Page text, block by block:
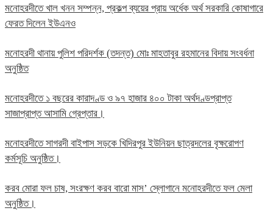
মনোহরদীতে খাল খনন সম্পন্ন, প্রকল্প ব্যয়ের প্রায় অর্ধেক অর্থ সরকারি কোষাগারে
ফেরত দিলেন ইউএনও
মনোহরদী থানায় পুলিশ পরিদর্শক (তদন্ত) মোঃ মাহতাবুর রহমানের বিদায় সংবর্ধনা
অনুষ্ঠিত
মনোহরদীতে ১ বছরের কারাদণ্ড ও ৯৭ হাজার ৪০০ টাকা অর্থদণ্ডপ্রাপ্ত
সাজাপ্রাপ্ত আসামি গ্রেপ্তার।
মনোহরদীতে সাগরদী বাইপাস সড়কে খিদিরপুর ইউনিয়ন ছাত্রদলের বৃক্ষরোপণ
কর্মসূচি অনুষ্ঠিত।
করব মোরা ফল চাষ, সংরক্ষণ করব বারো মাস’ স্লোগানে মনোহরদীতে ফল মেলা
অনুষ্ঠিত।